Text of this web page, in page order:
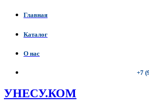
Главная
Каталог
О нас
+7 (926) 331-
УНЕСУ.КОМ